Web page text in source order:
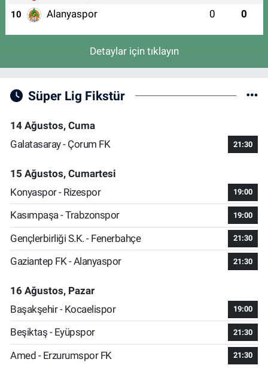
10 Alanyaspor 0 0
Detaylar için tıklayın
Süper Lig Fikstür
14 Ağustos, Cuma
Galatasaray - Çorum FK
21:30
15 Ağustos, Cumartesi
Konyaspor - Rizespor
19:00
Kasımpaşa - Trabzonspor 19:00
Gençlerbirliği S.K. - Fenerbahçe 21:30
Gaziantep FK - Alanyaspor 21:30
16 Ağustos, Pazar
Başakşehir - Kocaelispor
19:00
Beşiktaş - Eyüpspor 21:30
Amed - Erzurumspor FK 21:30